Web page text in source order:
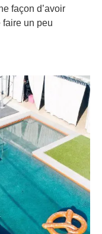
façon d’avoir
faire un peu